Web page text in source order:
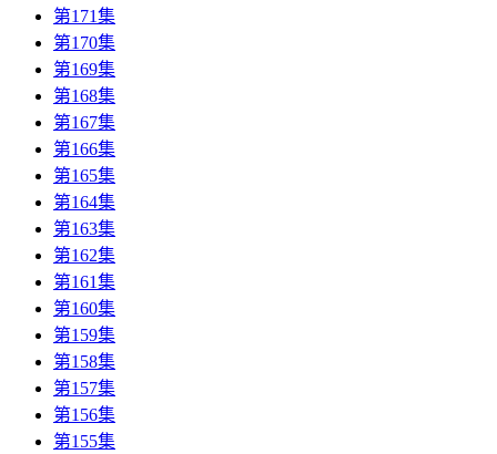
第171集
第170集
第169集
第168集
第167集
第166集
第165集
第164集
第163集
第162集
第161集
第160集
第159集
第158集
第157集
第156集
第155集